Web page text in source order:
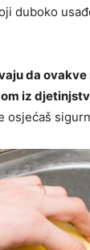
duboko
da
iz
osjećaš